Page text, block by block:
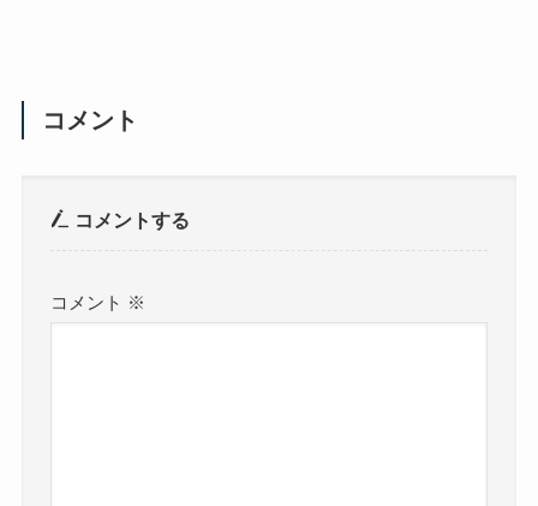
コメント
コメントする
コメント ※